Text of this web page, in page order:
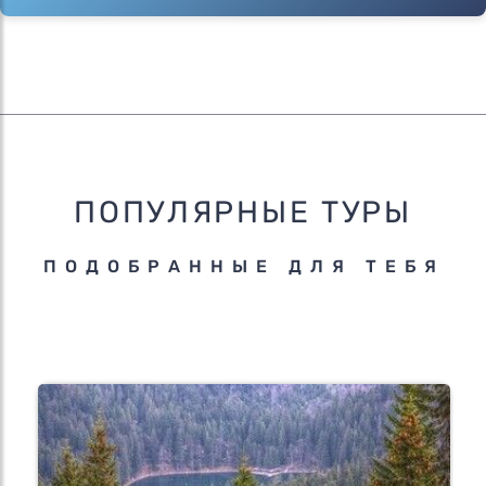
ПОПУЛЯРНЫЕ ТУРЫ
ПОДОБРАННЫЕ ДЛЯ ТЕБЯ